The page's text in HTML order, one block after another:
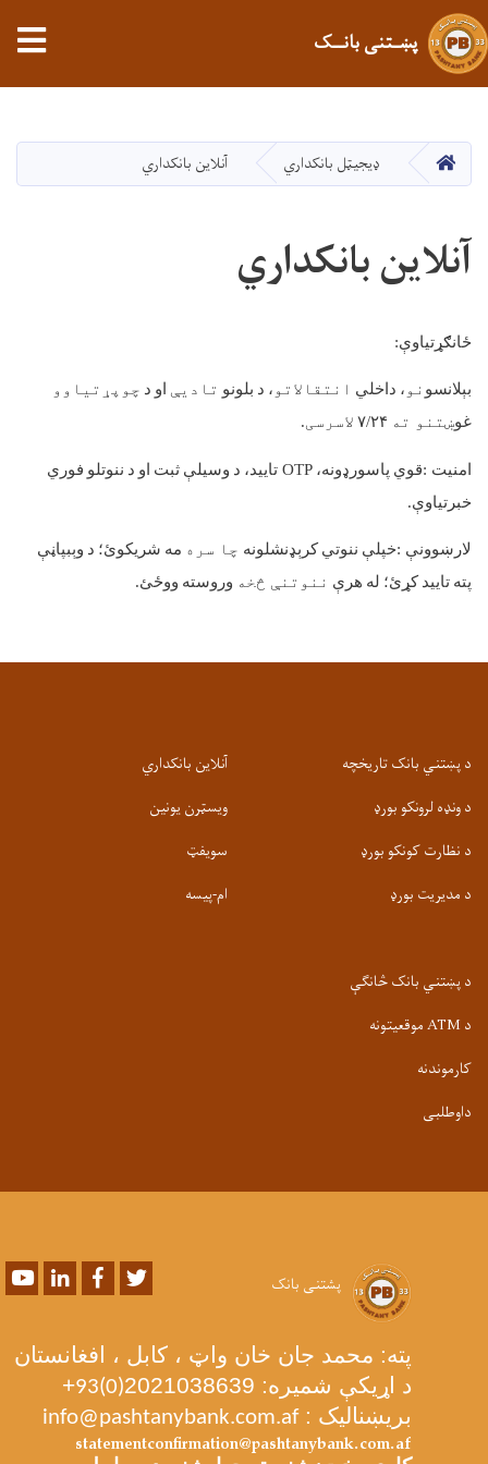
دانګل
پښـتنی بانــک
کور ډیجیټل بانکداري آنلاین بانکداري
آنلاین بانکداري
ځانګړتیاوې:
بېلانسو نو ، داخلي انتقالاتو ، د بلونو تادیې او د چوپړتیاوو
غوښتنو ته ۲۴/۷ لاسرسی.
امنیت :قوي پاسورډونه، OTP تایید، د وسیلې ثبت او د ننوتلو فوري
خبرتیاوې.
لارښوونې :خپلې ننوتي کرېډنشلونه چا سره مه شریکوئ؛ د وېبپاڼې
پته تایید کړئ؛ له هرې ننوتنې څخه وروسته ووځئ.
د پښتني بانک تاریخچه
د ونډه لرونکو بورډ
د نظارت کونکو بورډ
د مدیریت بورډ
آنلاین بانکداري
ویسټرن یونین
سویفټ
ام-پيسه
د پښتني بانک څانګې
د ATM موقعیتونه
کارموندنه
داوطلبی
پشتنی بانک YoutubeLinkedInFacebook
پته: محمد جان خان واټ ، کابل ، افغانستان
د اړیکې شمیره: 2021038639
93(0)
+
بریښنالیک :info@pashtanybank.com.af
statementconfirmation@pashtanybank.com.af